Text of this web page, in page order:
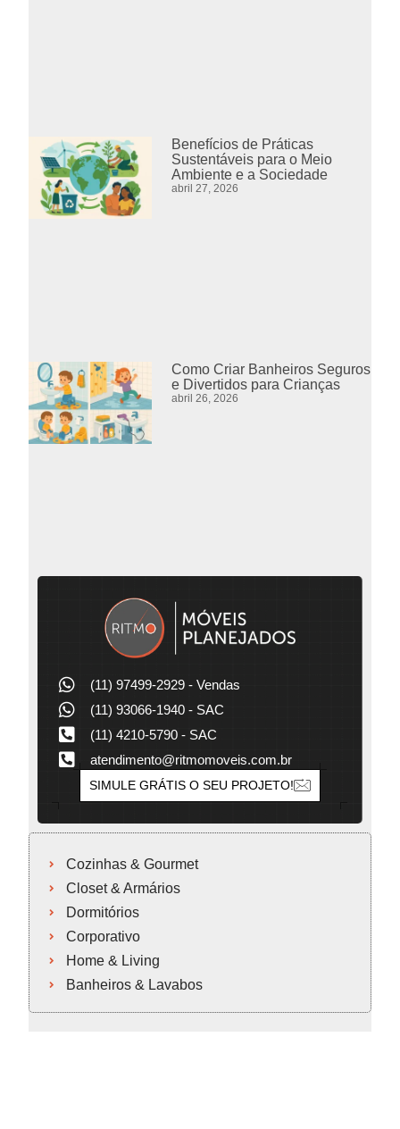
Benefícios de Práticas
Sustentáveis para o Meio
Ambiente e a Sociedade
abril 27, 2026
Como Criar Banheiros Seguros
e Divertidos para Crianças
abril 26, 2026
(11) 97499-2929 - Vendas
(11) 93066-1940 - SAC
(11) 4210-5790 - SAC
atendimento@ritmomoveis.com.br
SIMULE GRÁTIS O SEU PROJETO!
Cozinhas & Gourmet
Closet & Armários
Dormitórios
Corporativo
Home & Living
Banheiros & Lavabos